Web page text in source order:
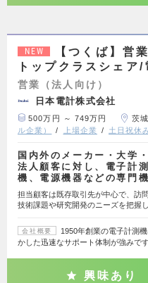
NEW
【つくば】営
トップクラスシェア
営業（法人向け）
日本電計株式会社
500万円 ～ 749万円 茨
ル企業）
上場企業 土日祝休
国内外のメーカー・大学
法人顧客に対し、電子計
機、電源機器などの専門
担当顧客は既存取引先が中心で、訪
技術課題や研究開発のニーズを把握
会社概要
1950年創業の電子計測
かした迅速なサポート体制が強みで
興味あり